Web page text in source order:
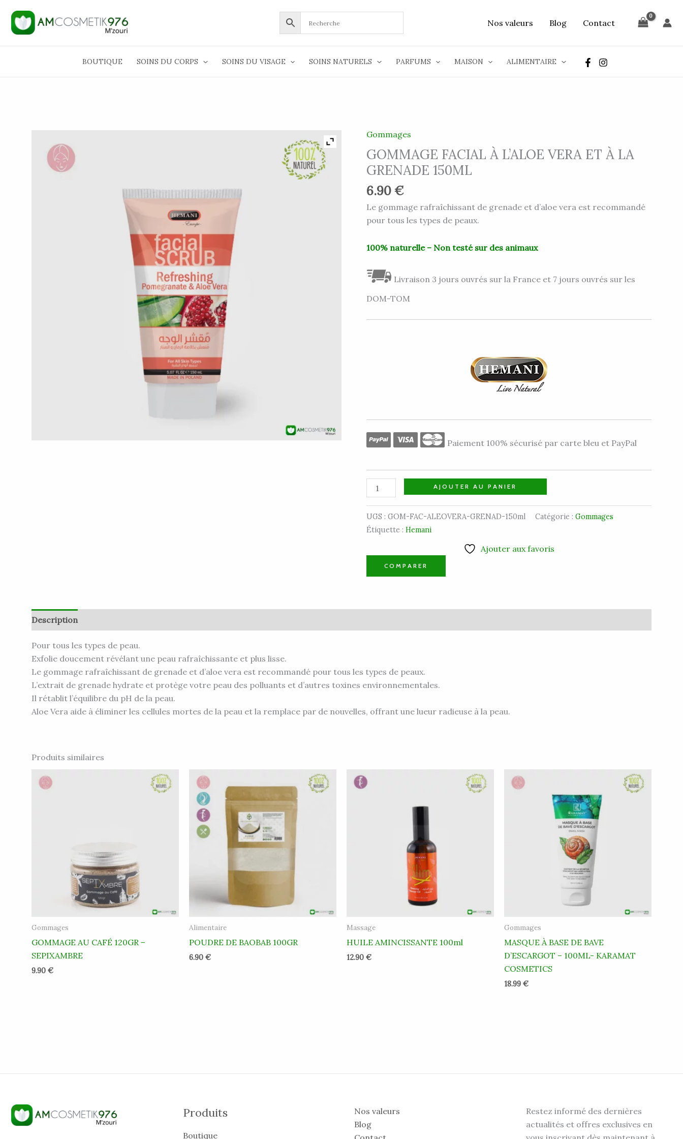
contenu
Nos valeurs Blog Contact
BOUTIQUE SOINS DU CORPS SOINS DU VISAGE SOINS NATURELS PARFUMS MAISON ALIMENTAIRE
Gommages
GOMMAGE FACIAL À L’ALOE VERA ET À LA
GRENADE 150ML
6.90€
Le gommage rafraîchissant de grenade et d’aloe vera est recommandé
pour tous les types de peaux.
100% naturelle – Non testé sur des animaux
Livraison 3 jours ouvrés sur la France et 7 jours ouvrés sur les
DOM-TOM
Paiement 100% sécurisé par carte bleu et PayPal
quantité
de
GOMMAGE
FACIAL
À
L'ALOE
À
GRENADE
150ML
AJOUTER AU PANIER
UGS : GOM-FAC-ALEOVERA-GRENAD-150ml Catégorie : Gommages
Étiquette : Hemani
Ajouter aux favoris
COMPARER
Description
Pour tous les types de peau.
Exfolie doucement révélant une peau rafraîchissante et plus lisse.
Le gommage rafraîchissant de grenade et d’aloe vera est recommandé pour tous les types de peaux.
L’extrait de grenade hydrate et protège votre peau des polluants et d’autres toxines environnementales.
Il rétablit l’équilibre du pH de la peau.
Aloe Vera aide à éliminer les cellules mortes de la peau et la remplace par de nouvelles, offrant une lueur radieuse à la peau.
Produits similaires
Gommages
GOMMAGE AU CAFÉ 120GR –
SEPIXAMBRE
9.90 €
Alimentaire
POUDRE DE BAOBAB 100GR
6.90 €
Massage
HUILE AMINCISSANTE 100ml
12.90 €
Gommages
MASQUE À BASE DE BAVE
D’ESCARGOT – 100ML- KARAMAT
COSMETICS
18.99 €
Produits
Boutique
Nos valeurs
Blog
Restez informé des dernières
actualités et offres exclusives en